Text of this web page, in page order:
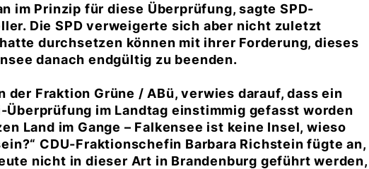
im Prinzip für diese Überprüfung, sagte SPD-
Die SPD verweigerte sich aber nicht zuletzt
durchsetzen können mit ihrer Forderung, dieses
danach endgültig zu beenden.
der Fraktion Grüne / ABü, verwies darauf, dass ein
Überprüfung im Landtag einstimmig gefasst worden
Land im Gange – Falkensee ist keine Insel, wieso
CDU-Fraktionschefin Barbara Richstein fügte an,
nicht in dieser Art in Brandenburg geführt werden,